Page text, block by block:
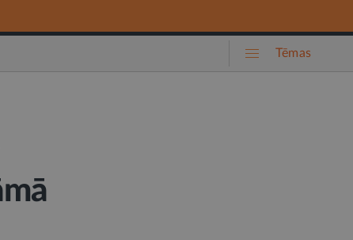
Tēmas